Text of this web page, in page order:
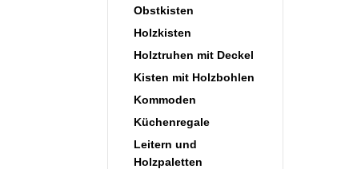
Obstkisten
Holzkisten
Holztruhen mit Deckel
Kisten mit Holzbohlen
Kommoden
Küchenregale
Leitern und
Holzpaletten